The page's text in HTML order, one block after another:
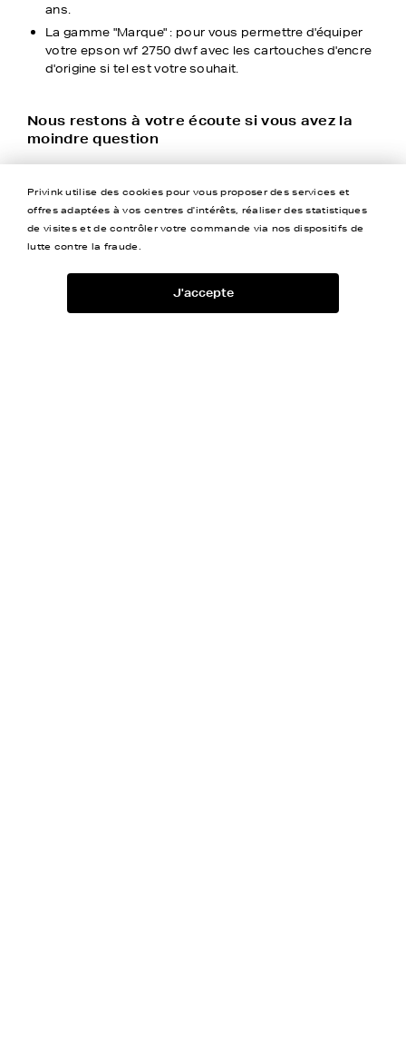
ans.
La gamme "Marque" : pour vous permettre d'équiper
votre epson wf 2750 dwf avec les cartouches d'encre
d'origine si tel est votre souhait.
Nous restons à votre écoute si vous avez la
moindre question
client. Ce dernier est joignable quand vous le souhaitez
via votre espace client directement en ligne. Un conseiller
pourra répondre à vos questions et vous accompagner
pour toute question concernant votre epson wf 2750
dwf ou plus généralement sur les cartouches d'encre
disponibles sur le site Privink.
Privink utilise des cookies pour vous proposer des services et
offres adaptées à vos centres d'intérêts, réaliser des statistiques
de visites et de contrôler votre commande via nos dispositifs de
lutte contre la fraude.
J'accepte